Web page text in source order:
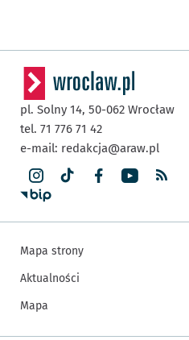
pl. Solny 14, 50-062 Wrocław
tel. 71 776 71 42
e-mail: redakcja@araw.pl
Mapa strony
Aktualności
Mapa